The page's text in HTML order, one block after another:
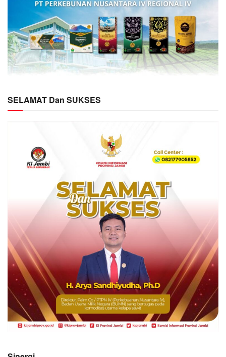
SELAMAT Dan SUKSES